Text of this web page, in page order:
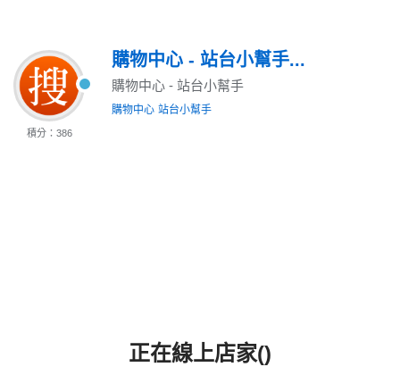
積分：386
購物中心 - 站台小幫手...
購物中心 - 站台小幫手
購物中心 站台小幫手
正在線上店家()